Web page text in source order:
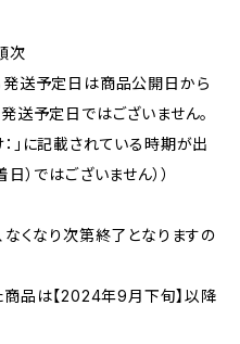
次
発送予定日は商品公開日から
送予定日ではございません。
」に記載されている時期が出
）ではございません））
くなり次第終了となりますの
品は【2024年9月下旬】以降